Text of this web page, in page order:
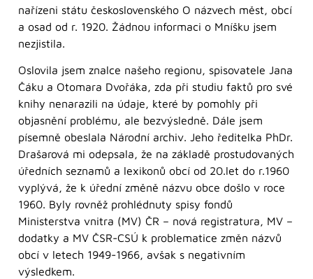
nařízeni státu československého O názvech měst, obcí
a osad od r. 1920. Žádnou informaci o Mníšku jsem
nezjistila.
Oslovila jsem znalce našeho regionu, spisovatele Jana
Čáku a Otomara Dvořáka, zda při studiu faktů pro své
knihy nenarazili na údaje, které by pomohly při
objasnění problému, ale bezvýsledně. Dále jsem
písemně obeslala Národní archiv. Jeho ředitelka PhDr.
Drašarová mi odepsala, že na základě prostudovaných
úředních seznamů a lexikonů obcí od 20.let do r.1960
vyplývá, že k úřední změně názvu obce došlo v roce
1960. Byly rovněž prohlédnuty spisy fondů
Ministerstva vnitra (MV) ČR – nová registratura, MV –
dodatky a MV ČSR-CSÚ k problematice změn názvů
obcí v letech 1949-1966, avšak s negativním
výsledkem.